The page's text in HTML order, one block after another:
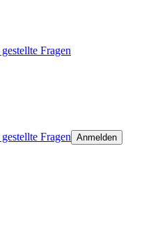
Fragen
Fragen Anmelden